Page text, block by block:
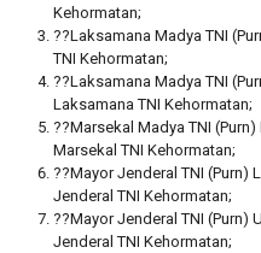
Kehormatan;
??Laksamana Madya TNI
TNI Kehormatan;
??Laksamana Madya TNI
Laksamana TNI Kehormatan;
??Marsekal Madya TNI
Marsekal TNI Kehormatan;
??Mayor Jenderal TNI (Purn)
Jenderal TNI Kehormatan;
??Mayor Jenderal TNI (Purn)
Jenderal TNI Kehormatan;